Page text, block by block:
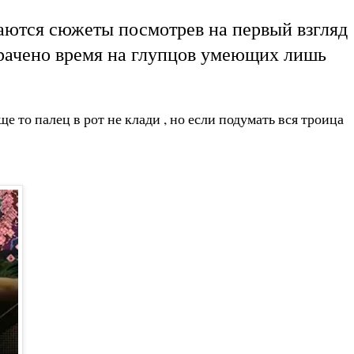
сюжеты посмотрев на первый взгляд
время на глупцов умеющих лишь
палец в рот не клади , но если подумать вся троица